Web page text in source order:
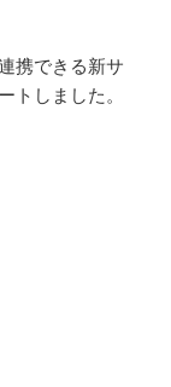
携できる新サ
トしました。